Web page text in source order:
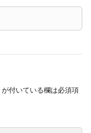
が付いている欄は必須項